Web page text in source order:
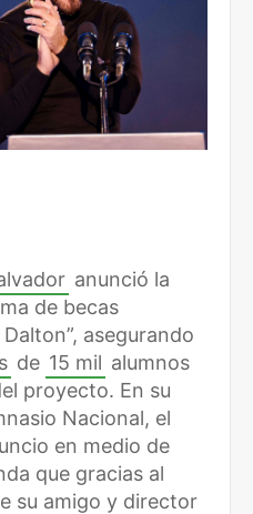
anunció la
de becas
asegurando
de 15 mil alumnos
proyecto. En su
Nacional, el
en medio de
que gracias al
su amigo y director